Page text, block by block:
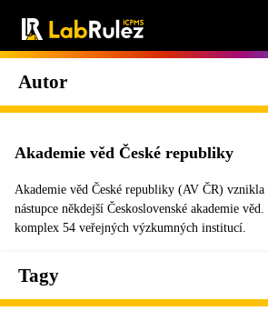
Autor
Akademie věd České republiky
Akademie věd České republiky (AV ČR)
nástupce někdejší Československé akademie
komplex 54 veřejných výzkumných institucí.
Tagy